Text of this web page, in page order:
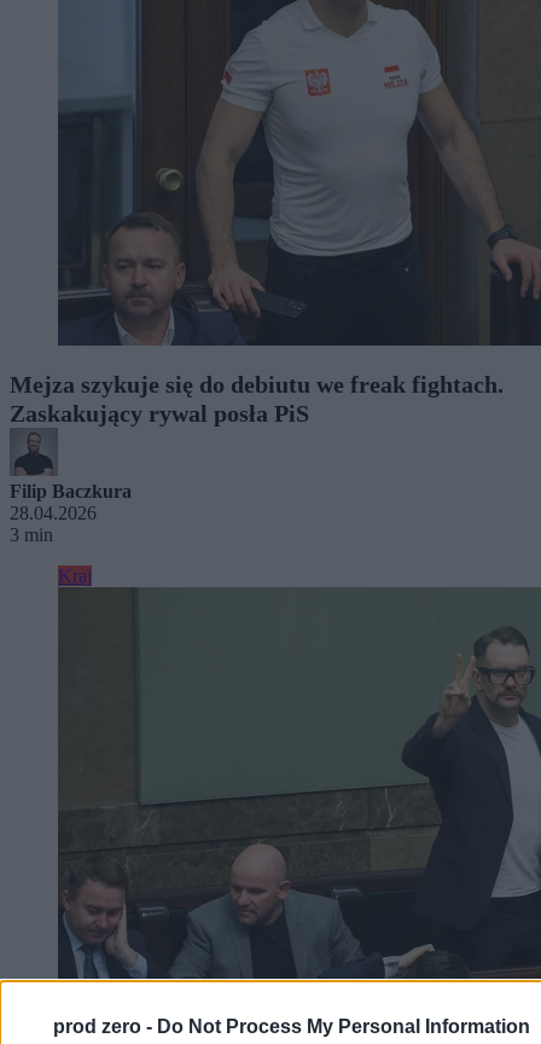
prod zero - Do Not Process My Personal Information
Mejza szykuje się do debiutu we freak fightach.
Zaskakujący rywal posła PiS
Filip Baczkura
28.04.2026
3 min
Kraj